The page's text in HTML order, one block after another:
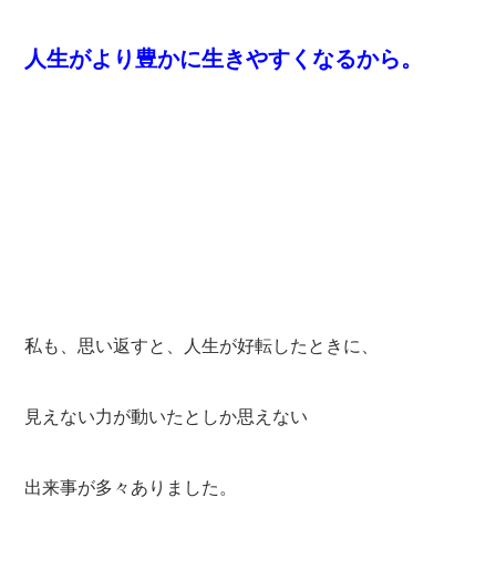
人生がより豊かに生きやすくなるから。
私も、思い返すと、人生が好転したときに、
見えない力が動いたとしか思えない
出来事が多々ありました。